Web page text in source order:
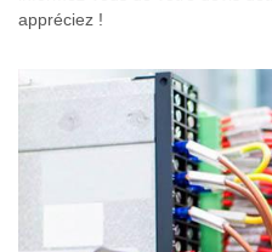
appréciez !